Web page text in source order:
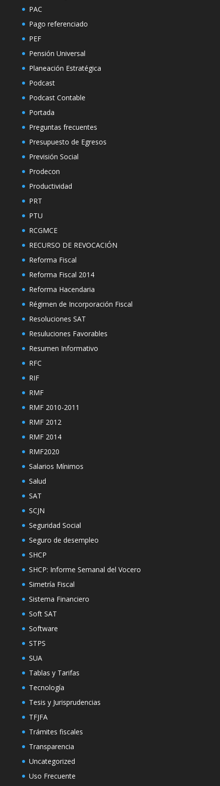
PAC
Pago referenciado
PEF
Pensión Universal
Planeación Estratégica
Podcast
Podcast Contable
Portada
Preguntas frecuentes
Presupuesto de Egresos
Previsión Social
Prodecon
Productividad
PRT
PTU
RCGMCE
RECURSO DE REVOCACIÓN
Reforma Fiscal
Reforma Fiscal 2014
Reforma Hacendaria
Régimen de Incorporación Fiscal
Resoluciones SAT
Resuluciones Favorables
Resumen Informativo
RFC
RIF
RMF
RMF 2010-2011
RMF 2012
RMF 2014
RMF2020
Salarios Mínimos
Salud
SAT
SCJN
Seguridad Social
Seguro de desempleo
SHCP
SHCP: Informe Semanal del Vocero
Simetría Fiscal
Sistema Financiero
Soft SAT
Software
STPS
SUA
Tablas y Tarifas
Tecnología
Tesis y Jurisprudencias
TFJFA
Trámites fiscales
Transparencia
Uncategorized
Uso Frecuente